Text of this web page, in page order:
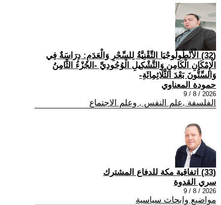
(32) الْأَنْطُولُوجْيَا التِّقْنِيَّةُ لِلسِّحْرِ وَالْعَدَمِ: دِرَاسَةٌ فِي
الْإِمْكَانِ الْكَامِنِ وَالتَّشْكِيلِ الْوُجُودِيِّ -الجُزْءُ الثَّامِنُ
وَالسِّتُّونَ بَعْدَ الثَّلَاثِمِائَةِ-
حمودة المعناوي
2026 / 8 / 9
الفلسفة ,علم النفس , وعلم الاجتماع
(33) اتفاقية مكة للدفاع المشترك
سري القدوة
2026 / 8 / 9
مواضيع وابحاث سياسية